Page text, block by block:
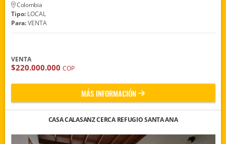
Colombia
Tipo:LOCAL
Para:VENTA
VENTA
$220.000.000 COP
MÁS INFORMACIÓN
CASA CALASANZ CERCA REFUGIO SANTA ANA